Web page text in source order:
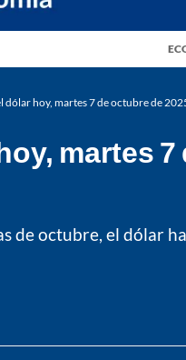
dólar hoy, martes 7 de octubre de
martes
de octubre, el dólar